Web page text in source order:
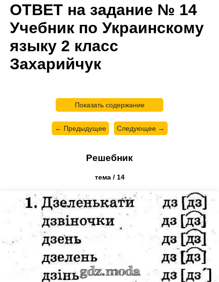
ОТВЕТ на задание № 14
Учебник по Украинскому
языку 2 класс
Захарийчук
Показать содержание
← Предыдущее Следующее →
Решебник
тема / 14